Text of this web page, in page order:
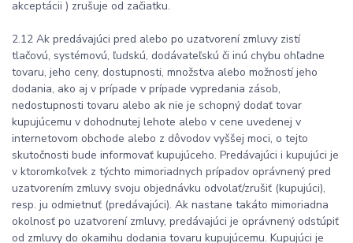
akceptácii ) zrušuje od začiatku.
2.12 Ak predávajúci pred alebo po uzatvorení zmluvy zistí
tlačovú, systémovú, ľudskú, dodávateľskú či inú chybu ohľadne
tovaru, jeho ceny, dostupnosti, množstva alebo možností jeho
dodania, ako aj v prípade v prípade vypredania zásob,
nedostupnosti tovaru alebo ak nie je schopný dodať tovar
kupujúcemu v dohodnutej lehote alebo v cene uvedenej v
internetovom obchode alebo z dôvodov vyššej moci, o tejto
skutočnosti bude informovať kupujúceho. Predávajúci i kupujúci je
v ktoromkoľvek z týchto mimoriadnych prípadov oprávnený pred
uzatvorením zmluvy svoju objednávku odvolať/zrušiť (kupujúci),
resp. ju odmietnuť (predávajúci). Ak nastane takáto mimoriadna
okolnosť po uzatvorení zmluvy, predávajúci je oprávnený odstúpiť
od zmluvy do okamihu dodania tovaru kupujúcemu. Kupujúci je